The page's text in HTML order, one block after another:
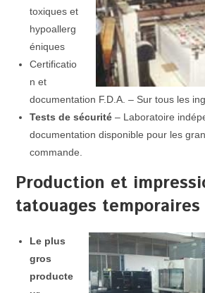
toxiques et
hypoallerg
éniques
Certificatio
n et
documentation F.D.A. – Sur tous les
Tests de sécurité – Laboratoire
documentation disponible pour les
commande.
Production et
tatouages temporaires
Le plus
gros
producte